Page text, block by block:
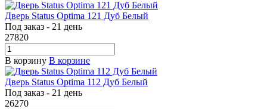
Дверь Status Optima 121 Дуб Белый
Под заказ - 21 день
27820
В корзину В корзине
Дверь Status Optima 112 Дуб Белый
Под заказ - 21 день
26270